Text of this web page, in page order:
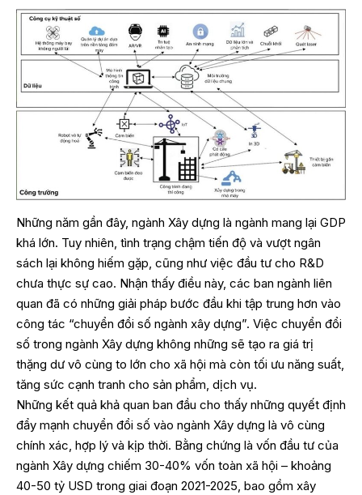
Những năm gần đây, ngành Xây dựng là ngành mang lại GDP
khá lớn. Tuy nhiên, tình trạng chậm tiến độ và vượt ngân
sách lại không hiếm gặp, cũng như việc đầu tư cho R&D
chưa thực sự cao. Nhận thấy điều này, các ban ngành liên
quan đã có những giải pháp bước đầu khi tập trung hơn vào
công tác “chuyển đổi số ngành xây dựng”. Việc chuyển đổi
số trong ngành Xây dựng không những sẽ tạo ra giá trị
thặng dư vô cùng to lớn cho xã hội mà còn tối ưu năng suất,
tăng sức cạnh tranh cho sản phẩm, dịch vụ.
Những kết quả khả quan ban đầu cho thấy những quyết định
đẩy mạnh chuyển đổi số vào ngành Xây dựng là vô cùng
chính xác, hợp lý và kịp thời. Bằng chứng là vốn đầu tư của
ngành Xây dựng chiếm 30-40% vốn toàn xã hội – khoảng
40-50 tỷ USD trong giai đoạn 2021-2025, bao gồm xây